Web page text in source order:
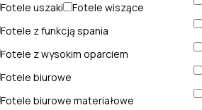
Fotele uszaki
Fotele wiszące
Fotele z funkcją spania
Fotele z wysokim oparciem
Fotele biurowe
Fotele biurowe materiałowe